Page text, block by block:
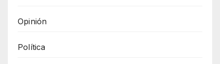
Opinión
Política